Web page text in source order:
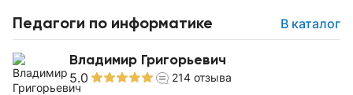
Педагоги по информатике В каталог
Владимир Григорьевич
5.0 214 отзыва